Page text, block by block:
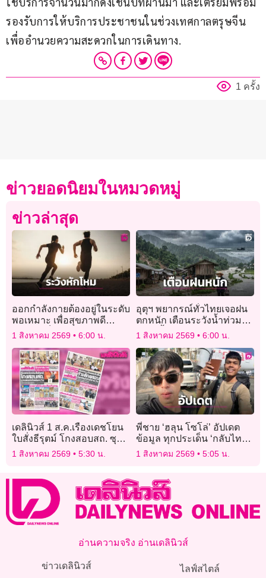
รองรับการให้บริการประชาชนในช่วงเทศกาลตรุษจีน
เพื่ออำนวยความสะดวกในการเดินทาง.
1 ครั้ง
ข่าวยอดนิยมในหมวดหมู่
ข่าวล่าสุด
ออกกำลังกายต้องอยู่ในระดับ
พอเหมาะ เพื่อสุขภาพดี
ยืนยาว เช็กอาการ อย่างไหน
1 สิงหาคม 2569 6:00 น.
อุตุฯ พยากรณ์ทั่วไทยเจอฝน
ตกหนัก เตือนระวังน้ำท่วมฉับ
พลัน-น้ำป่าหลาก
1 สิงหาคม 2569 6:00 น.
เดลินิวส์ 1 ส.ค.เรืองเดชโยน
ใบสั่งธีรุตม์ โกงสอบสถ. ซุก
แฟลชไดร์ฟส่งดร.วิน
1 สิงหาคม 2569 5:30 น.
พี่ชาย ‘ฮลุน โซโล่’ อัปเดต
ข้อมูล ทุกประเด็น ‘กลับไทย-
ทรัพย์สิน-ผลชันสูตร’
1 สิงหาคม 2569 5:05 น.
อ่านความจริง อ่านเดลินิวส์
ข่าวเดลินิวส์ ไลฟ์สไตล์